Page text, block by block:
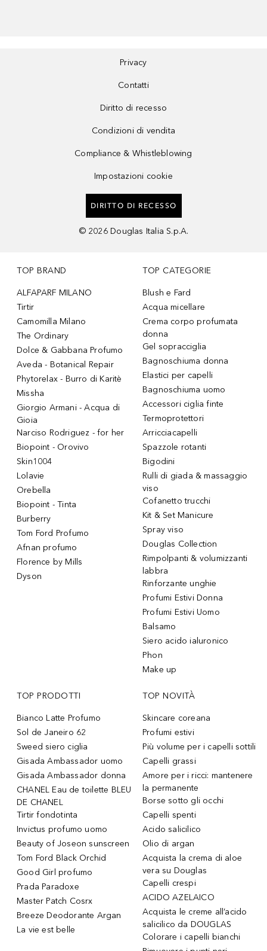
Privacy
Contatti
Diritto di recesso
Condizioni di vendita
Compliance & Whistleblowing
Impostazioni cookie
DIRITTO DI RECESSO
© 2026 Douglas Italia S.p.A.
TOP BRAND
ALFAPARF MILANO
Tirtir
Camomilla Milano
The Ordinary
Dolce & Gabbana Profumo
Aveda - Botanical Repair
Phytorelax - Burro di Karitè
Missha
Giorgio Armani - Acqua di
Gioia
Narciso Rodriguez - for her
Biopoint - Orovivo
Skin1004
Lolavie
Orebella
Biopoint - Tinta
Burberry
Tom Ford Profumo
Afnan profumo
Florence by Mills
Dyson
TOP CATEGORIE
Blush e Fard
Acqua micellare
Crema corpo profumata
donna
Gel sopracciglia
Bagnoschiuma donna
Elastici per capelli
Bagnoschiuma uomo
Accessori ciglia finte
Termoprotettori
Arricciacapelli
Spazzole rotanti
Bigodini
Rulli di giada & massaggio
viso
Cofanetto trucchi
Kit & Set Manicure
Spray viso
Douglas Collection
Rimpolpanti & volumizzanti
labbra
Rinforzante unghie
Profumi Estivi Donna
Profumi Estivi Uomo
Balsamo
Siero acido ialuronico
Phon
Make up
TOP PRODOTTI
Bianco Latte Profumo
Sol de Janeiro 62
Sweed siero ciglia
Gisada Ambassador uomo
Gisada Ambassador donna
CHANEL Eau de toilette BLEU
DE CHANEL
Tirtir fondotinta
Invictus profumo uomo
Beauty of Joseon sunscreen
Tom Ford Black Orchid
Good Girl profumo
Prada Paradoxe
Master Patch Cosrx
Breeze Deodorante Argan
La vie est belle
TOP NOVITÀ
Skincare coreana
Profumi estivi
Più volume per i capelli sottili
Capelli grassi
Amore per i ricci: mantenere
la permanente
Borse sotto gli occhi
Capelli spenti
Acido salicilico
Olio di argan
Acquista la crema di aloe
vera su Douglas
Capelli crespi
ACIDO AZELAICO
Acquista le creme all’acido
salicilico da DOUGLAS
Colorare i capelli bianchi